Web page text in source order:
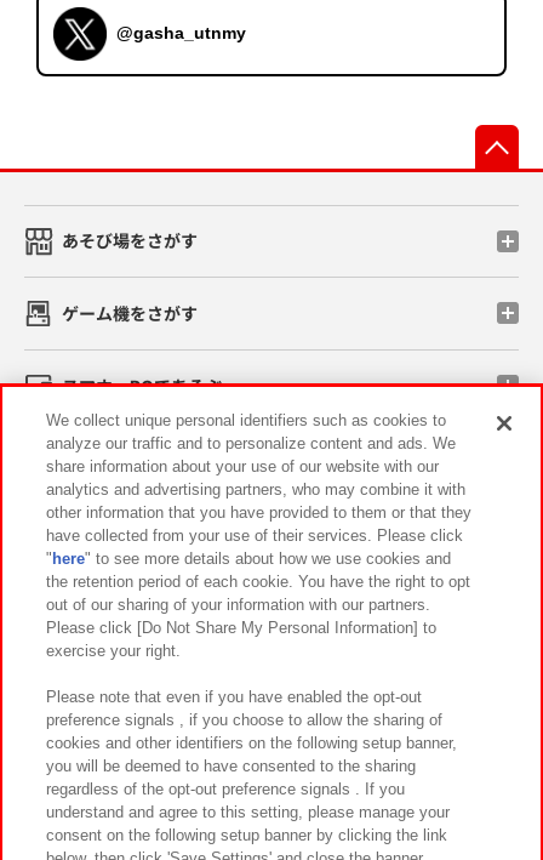
@gasha_utnmy
あそび場をさがす
ゲーム機をさがす
スマホ・PCであそぶ
イベント・キャンペーン
関連会社 サステナビリティ サイトポリシー
プライバシーポリシー ウェブアクセシビリティ方針と検証結果
お取引先さまとともに
カスタマーハラスメント対応方針 よくあるご質問・お問い合わせ
We collect unique personal identifiers such as cookies to
analyze our traffic and to personalize content and ads. We
share information about your use of our website with our
analytics and advertising partners, who may combine it with
other information that you have provided to them or that they
have collected from your use of their services. Please click
" here" to see more details about how we use cookies and
the retention period of each cookie. You have the right to opt
out of our sharing of your information with our partners.
Please click [Do Not Share My Personal Information] to
exercise your right.
Please note that even if you have enabled the opt-out
preference signals , if you choose to allow the sharing of
cookies and other identifiers on the following setup banner,
you will be deemed to have consented to the sharing
regardless of the opt-out preference signals . If you
understand and agree to this setting, please manage your
consent on the following setup banner by clicking the link